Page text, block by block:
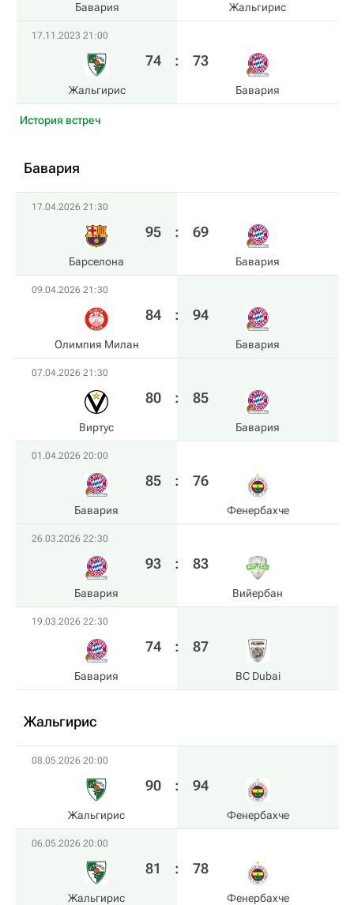
Бавария Жальгирис
17.11.2023 21:00
Жальгирис
74 : 73
Бавария
История встреч
Бавария
17.04.2026 21:30
Барселона
95 : 69
Бавария
09.04.2026 21:30
Олимпия Милан
84 : 94
Бавария
07.04.2026 21:30
Виртус
80 : 85
Бавария
01.04.2026 20:00
Бавария
85 : 76
Фенербахче
26.03.2026 22:30
Бавария
93 : 83
Вийербан
19.03.2026 22:30
Бавария
74 : 87
BC Dubai
Жальгирис
08.05.2026 20:00
Жальгирис
90 : 94
Фенербахче
06.05.2026 20:00
Жальгирис
81 : 78
Фенербахче